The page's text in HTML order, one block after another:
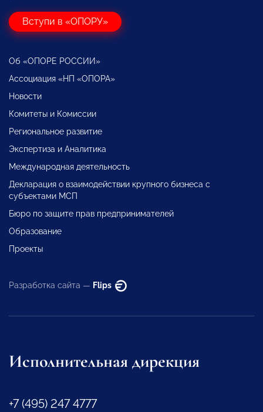
Вступи в «ОПОРУ»
Об «ОПОРЕ РОССИИ»
Ассоциация «НП «ОПОРА»
Новости
Комитеты и Комиссии
Региональное развитие
Экспертиза и Аналитика
Международная деятельность
Декларация о взаимодействии крупного бизнеса с
субъектами МСП
Бюро по защите прав предпринимателей
Образование
Проекты
Разработка сайта — Flips
Исполнительная дирекция
+7 (495) 247 4777